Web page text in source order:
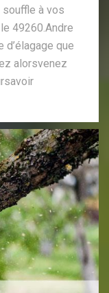
souffle à vos
49260.Andre
que
alorsvenez